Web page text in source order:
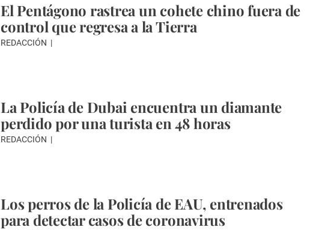
El Pentágono rastrea un cohete chino fuera de
control que regresa a la Tierra
REDACCIÓN
La Policía de Dubai encuentra un diamante
perdido por una turista en 48 horas
REDACCIÓN
Los perros de la Policía de EAU, entrenados
para detectar casos de coronavirus